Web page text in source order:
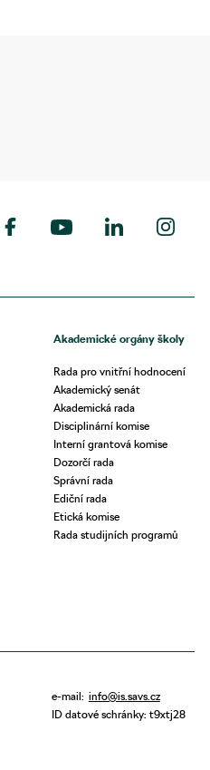
Akademické orgány školy
Rada pro vnitřní hodnocení
Akademický senát
Akademická rada
Disciplinární komise
Interní grantová komise
Dozorčí rada
Správní rada
Ediční rada
Etická komise
Rada studijních programů
e-mail: info@is.savs.cz
ID datové schránky: t9xtj28